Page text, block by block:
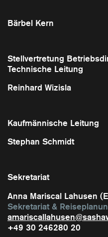
Bärbel Kern
Stellvertretung
Technische Leitung
Reinhard Wizisla
Kaufmännische Leitung
Stephan Schmidt
Sekretariat
Anna Mariscal Lahusen
Sekretariat &
+49 30 246280 20